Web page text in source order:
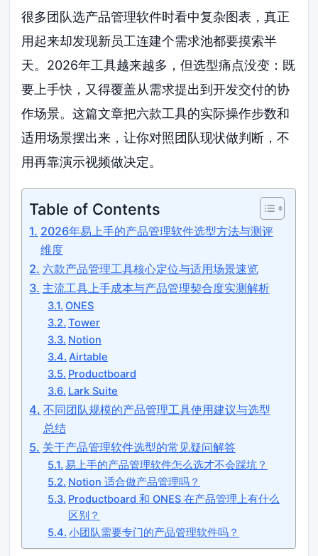
很多团队选产品管理软件时看中复杂图表，真正
用起来却发现新员工连建个需求池都要摸索半
天。2026年工具越来越多，但选型痛点没变：既
要上手快，又得覆盖从需求提出到开发交付的协
作场景。这篇文章把六款工具的实际操作步数和
适用场景摆出来，让你对照团队现状做判断，不
用再靠演示视频做决定。
Table of Contents
2026年易上手的产品管理软件选型方法与测评
维度
六款产品管理工具核心定位与适用场景速览
主流工具上手成本与产品管理契合度实测解析
ONES
Tower
Notion
Airtable
Productboard
Lark Suite
不同团队规模的产品管理工具使用建议与选型
总结
关于产品管理软件选型的常见疑问解答
易上手的产品管理软件怎么选才不会踩坑？
Notion 适合做产品管理吗？
Productboard 和 ONES 在产品管理上有什么
区别？
小团队需要专门的产品管理软件吗？